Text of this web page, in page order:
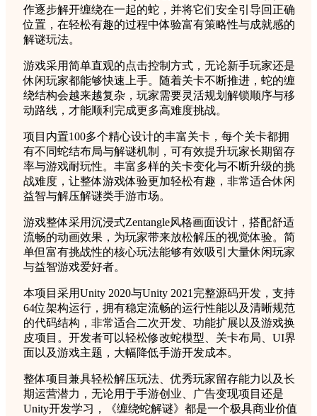
目
支
持
安
卓
iOS
quantity
作逐步解开缠绕在一起的蛇，并将它们安全引导回正确
位置，在轻松有趣的过程中体验富有策略性与成就感的
解谜玩法。
游戏采用简单直观的点击控制方式，无论新手玩家还是
休闲玩家都能够快速上手。随着关卡不断推进，蛇的缠
绕结构会越来越复杂，玩家需要灵活规划解锁顺序与移
动路线，才能顺利完成更多高难度挑战。
项目内置100多个精心设计的丰富关卡，每个关卡都拥
有不同蛇结布局与解谜机制，可有效提升玩家长期留存
率与游戏耐玩性。丰富多样的关卡变化与不断升级的挑
战难度，让整体游戏体验更加轻松有趣，非常适合休闲
益智与解压解谜类手游市场。
游戏整体采用沉浸式Zentangle风格画面设计，搭配舒适
流畅的动画效果，为玩家带来放松解压的视觉体验。简
单但富有挑战性的核心玩法能够有效吸引大量休闲玩家
与益智游戏爱好者。
本项目采用Unity 2020与Unity 2021完整源码开发，支持
64位架构运行，拥有稳定流畅的运行性能以及清晰规范
的代码结构，非常适合二次开发、功能扩展以及游戏换
皮项目。开发者可以轻松修改蛇模型、关卡布局、UI界
面以及游戏主题，大幅降低手游开发成本。
整体项目兼具轻松解压玩法、优秀玩家留存能力以及长
期运营潜力，无论用于手游创业、广告变现项目还是
Unity开发学习，《缠绕蛇解谜》都是一个极具商业价值